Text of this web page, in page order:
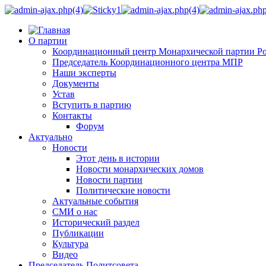
О партии
Координационный центр Монархической партии
Председатель Координационного центра МПР
Наши эксперты
Документы
Устав
Вступить в партию
Контакты
Форум
Актуально
Новости
Этот день в истории
Новости монархических домов
Новости партии
Политические новости
Актуальные события
СМИ о нас
Исторический раздел
Публикации
Культура
Видео